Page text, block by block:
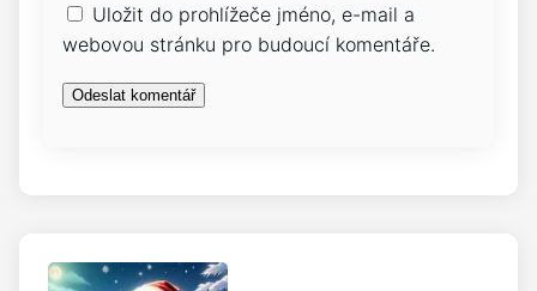
Uložit do prohlížeče jméno, e-mail a
webovou stránku pro budoucí komentáře.